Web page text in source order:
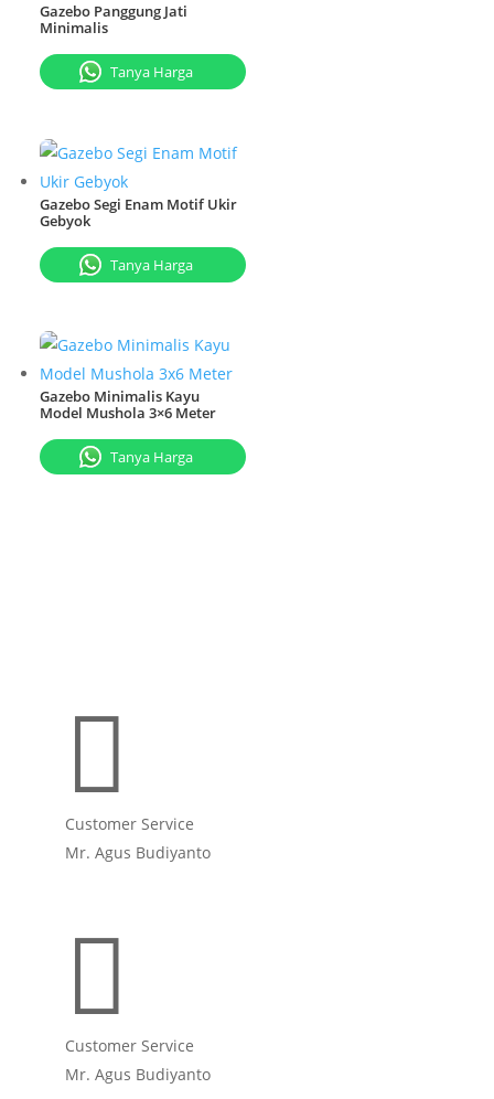
Gazebo Panggung Jati
Minimalis
Tanya Harga
Gazebo Segi Enam Motif Ukir
Gebyok
Tanya Harga
Gazebo Minimalis Kayu
Model Mushola 3×6 Meter
Tanya Harga

Customer Service
Mr. Agus Budiyanto

Customer Service
Mr. Agus Budiyanto